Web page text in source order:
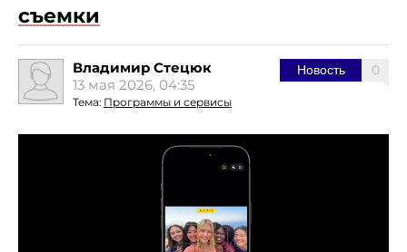
съемки
0
Новость
Владимир Стецюк
13 мая 2026, 04:35
Тема: Программы и сервисы